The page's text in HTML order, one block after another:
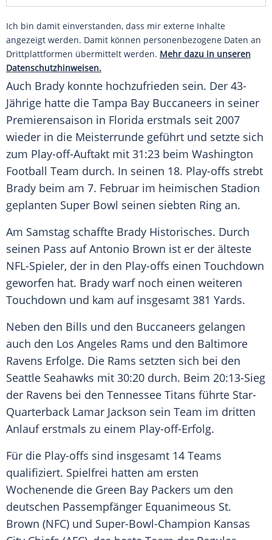
Ich bin damit einverstanden, dass mir externe Inhalte
angezeigt werden. Damit können personenbezogene Daten an
Drittplattformen übermittelt werden. Mehr dazu in unseren
Datenschutzhinweisen.
Auch Brady konnte hochzufrieden sein. Der 43-
Jährige hatte die Tampa Bay Buccaneers in seiner
Premierensaison in Florida erstmals seit 2007
wieder in die Meisterrunde geführt und setzte sich
zum Play-off-Auftakt mit 31:23 beim Washington
Football Team durch. In seinen 18. Play-offs strebt
Brady beim am 7. Februar im heimischen Stadion
geplanten Super Bowl seinen siebten Ring an.
Am Samstag schaffte Brady Historisches. Durch
seinen Pass aufAntonio Brown ist er der älteste
NFL-Spieler, der in den Play-offs einen Touchdown
geworfen hat. Brady warf noch einen weiteren
Touchdown und kam auf insgesamt 381 Yards.
Neben den Bills und den Buccaneers gelangen
auch den Los Angeles Rams und den Baltimore
Ravens Erfolge. Die Rams setzten sich bei den
Seattle Seahawks mit 30:20 durch. Beim 20:13-Sieg
der Ravens bei den Tennessee Titans führte Star-
Quarterback Lamar Jackson sein Team im dritten
Anlauf erstmals zu einem Play-off-Erfolg.
Für die Play-offs sind insgesamt 14 Teams
qualifiziert. Spielfrei hatten am ersten
Wochenende die Green Bay Packers um den
deutschen Passempfänger Equanimeous St.
Brown (NFC) und Super-Bowl-Champion Kansas